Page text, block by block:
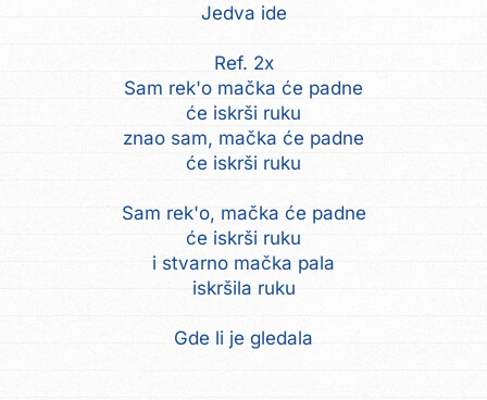
Jedva ide
Ref. 2x
Sam rek'o mačka će padne
će iskrši ruku
znao sam, mačka će padne
će iskrši ruku
Sam rek'o, mačka će padne
će iskrši ruku
i stvarno mačka pala
iskršila ruku
Gde li je gledala